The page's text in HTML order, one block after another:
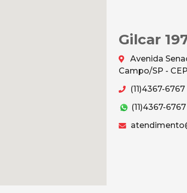
Gilcar
Avenida
Campo/SP -
(11)4367-6767
(11)4367-6767